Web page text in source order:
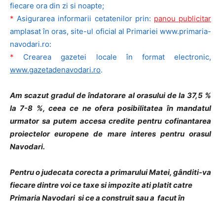
fiecare ora din zi si noapte;
* Asigurarea informarii cetatenilor prin: panou publicitar
amplasat în oras, site-ul oficial al Primariei www.primaria-
navodari.ro:
*
Crearea gazetei locale în format electronic,
www.gazetadenavodari.ro.
Am scazut gradul de îndatorare al orasului de la 37,5 %
la 7-8 %, ceea ce ne ofera posibilitatea în mandatul
urmator sa putem accesa credite pentru cofinantarea
proiectelor europene de mare interes pentru orasul
Navodari.
Pentru o judecata corecta a primarului Matei, gânditi-va
fiecare dintre voi ce taxe si impozite ati platit catre
Primaria Navodari si ce a construit sau a facut în